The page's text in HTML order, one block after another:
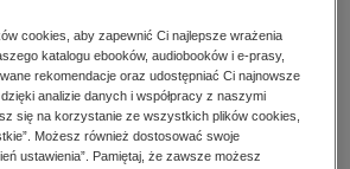
rozrywka
technologie, informatyka
cookies, aby zapewnić Ci najlepsze wrażenia
katalogu ebooków, audiobooków i e-prasy,
rekomendacje oraz udostępniać Ci najnowsze
analizie danych i współpracy z naszymi
się na korzystanie ze wszystkich plików cookies,
Możesz również dostosować swoje
ustawienia”. Pamiętaj, że zawsze możesz